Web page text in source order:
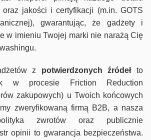
jakości i certyfikacji (m.in. GOTS
gwarantując, że gadżety i
w imieniu Twojej marki nie narażą Cię
z potwierdzonych źródełto
w procesie Friction Reduction
zakupowych) u Twoich końcowych
zweryfikowaną firmą B2B, a nasza
zwrotów oraz publicznie
opinii to gwarancja bezpieczeństwa.